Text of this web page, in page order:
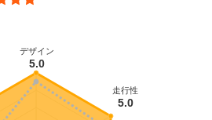
は従来型から0.4L排気量が拡大され、
されたインテリアなど、内外装もスポ
い演出が施されている。（2021.7）
デザイン
5.0
走行性
5.0